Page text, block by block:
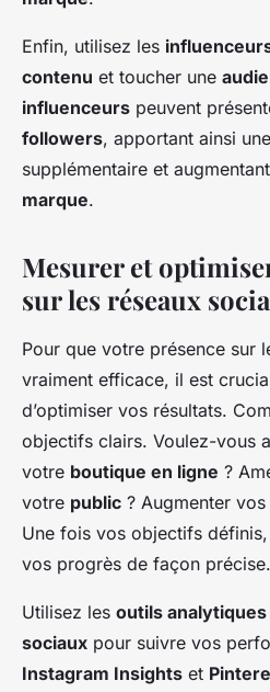
Enfin, utilisez les
contenu et toucher une
influenceurs peuvent
followers, apportant ainsi
supplémentaire et
marque.
Mesurer et
sur les réseaux
Pour que votre présence sur
vraiment efficace, il est
d’optimiser vos résultats.
objectifs clairs. Voulez-vous
votre boutique en ligne ?
votre public ? Augmenter
Une fois vos objectifs
vos progrès de façon précise.
Utilisez les outils analytiques
sociaux pour suivre vos
Instagram Insights et